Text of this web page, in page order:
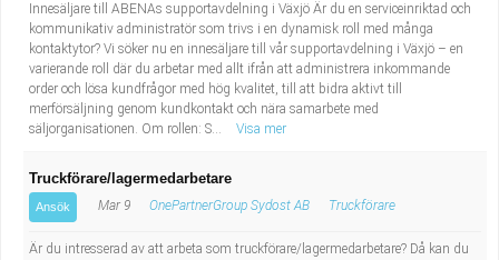
Innesäljare till ABENAs supportavdelning i Växjö Är du en serviceinriktad och
kommunikativ administratör som trivs i en dynamisk roll med många
kontaktytor? Vi söker nu en innesäljare till vår supportavdelning i Växjö – en
varierande roll där du arbetar med allt ifrån att administrera inkommande
order och lösa kundfrågor med hög kvalitet, till att bidra aktivt till
merförsäljning genom kundkontakt och nära samarbete med
säljorganisationen. Om rollen: S...
Visa mer
Truckförare/lagermedarbetare
Ansök Mar 9 OnePartnerGroup Sydost AB Truckförare
Är du intresserad av att arbeta som truckförare/lagermedarbetare? Då kan du